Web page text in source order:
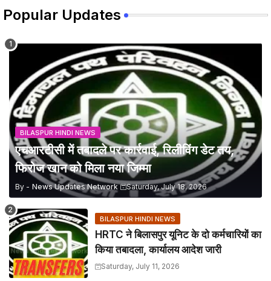
Popular Updates
BILASPUR HINDI NEWS
एचआरटीसी में तबादले पर कार्रवाई, रिलीविंग डेट तय,
फिरोज खान को मिला नया जिम्मा
By - News Updates Network Saturday, July 18, 2026
BILASPUR HINDI NEWS
HRTC ने बिलासपुर यूनिट के दो कर्मचारियों का
किया तबादला, कार्यालय आदेश जारी
Saturday, July 11, 2026